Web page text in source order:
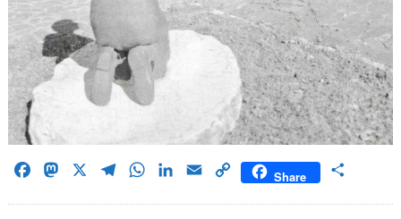
FacebookMastodon TelegramWhatsAppLinkedIn
Email Copy
Share